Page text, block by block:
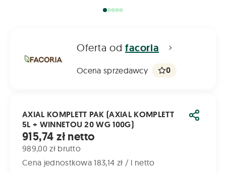
Oferta od facoria
Ocena sprzedawcy 0
AXIAL KOMPLETT PAK (AXIAL KOMPLETT
5L + WINNETOU 20 WG 100G)
Cena od
915,74 zł netto
989,00 zł brutto
Cena jednostkowa 183,14 zł / l netto